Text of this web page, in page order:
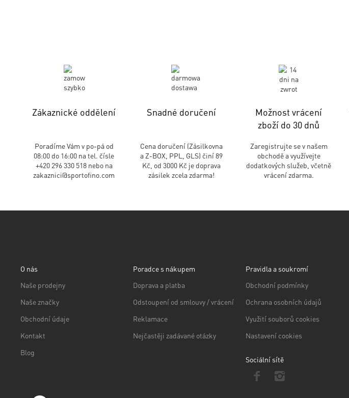
Zákaznické oddělení
Poradíme Vám v po-pá od
08:00 do 16:00 na tel. čísle
+420 296 330 518 nebo na
zakaznici@sportofino.com
Snadné doručení
Cena doručení (Zásilkovna
a Z-BOX, PPL, GLS) činí 89
Kč, od 3000 Kč je doprava
zásilek zcela zdarma!
Možnost vrácení
zboží do 30 dnů
Zaregistrujte se v našem
obchodě a využívejte
dodatkových služeb, včetně
vrácení zdarma.
O nás
Naše prodejny
Naše značky
Obchodní údaje
Kontakt
Blog
Poradce s nákupem
Doprava a platba
Odstoupení od smlouvy / vrácení
Reklamace
Nejčastěji zadávané otázky
Pravidla a soukromí
Obchodní podmínky
Ochrana osobních údajů
Využití souborů cookies
Nastavení cookies
Sociální sítě